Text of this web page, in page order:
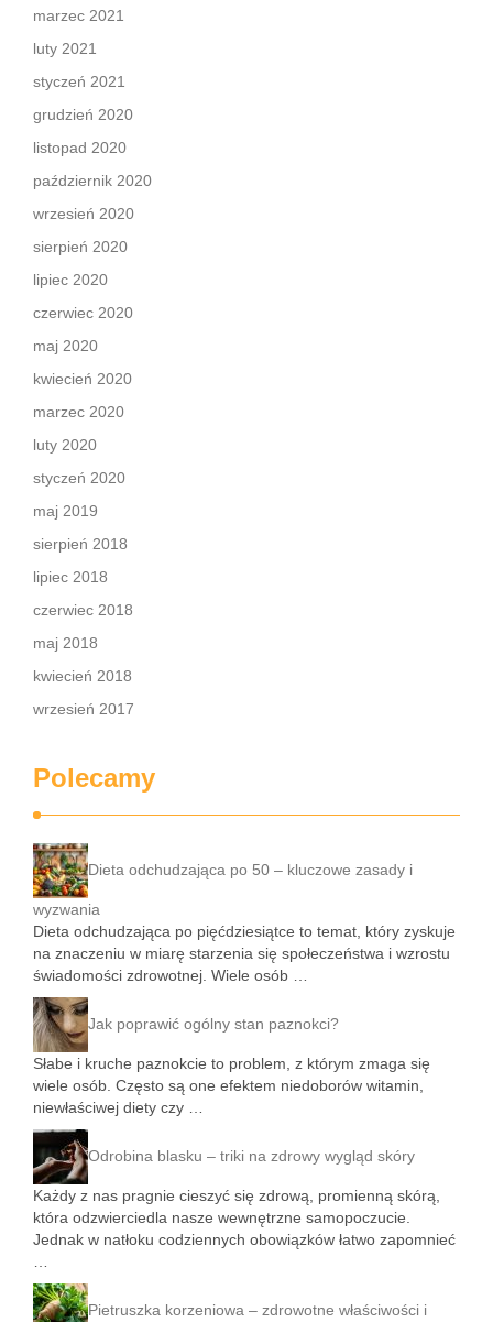
marzec 2021
luty 2021
styczeń 2021
grudzień 2020
listopad 2020
październik 2020
wrzesień 2020
sierpień 2020
lipiec 2020
czerwiec 2020
maj 2020
kwiecień 2020
marzec 2020
luty 2020
styczeń 2020
maj 2019
sierpień 2018
lipiec 2018
czerwiec 2018
maj 2018
kwiecień 2018
wrzesień 2017
Polecamy
Dieta odchudzająca po 50 – kluczowe zasady i
wyzwania
Dieta odchudzająca po pięćdziesiątce to temat, który zyskuje
na znaczeniu w miarę starzenia się społeczeństwa i wzrostu
świadomości zdrowotnej. Wiele osób …
Jak poprawić ogólny stan paznokci?
Słabe i kruche paznokcie to problem, z którym zmaga się
wiele osób. Często są one efektem niedoborów witamin,
niewłaściwej diety czy …
Odrobina blasku – triki na zdrowy wygląd skóry
Każdy z nas pragnie cieszyć się zdrową, promienną skórą,
która odzwierciedla nasze wewnętrzne samopoczucie.
Jednak w natłoku codziennych obowiązków łatwo zapomnieć
Pietruszka korzeniowa – zdrowotne właściwości i